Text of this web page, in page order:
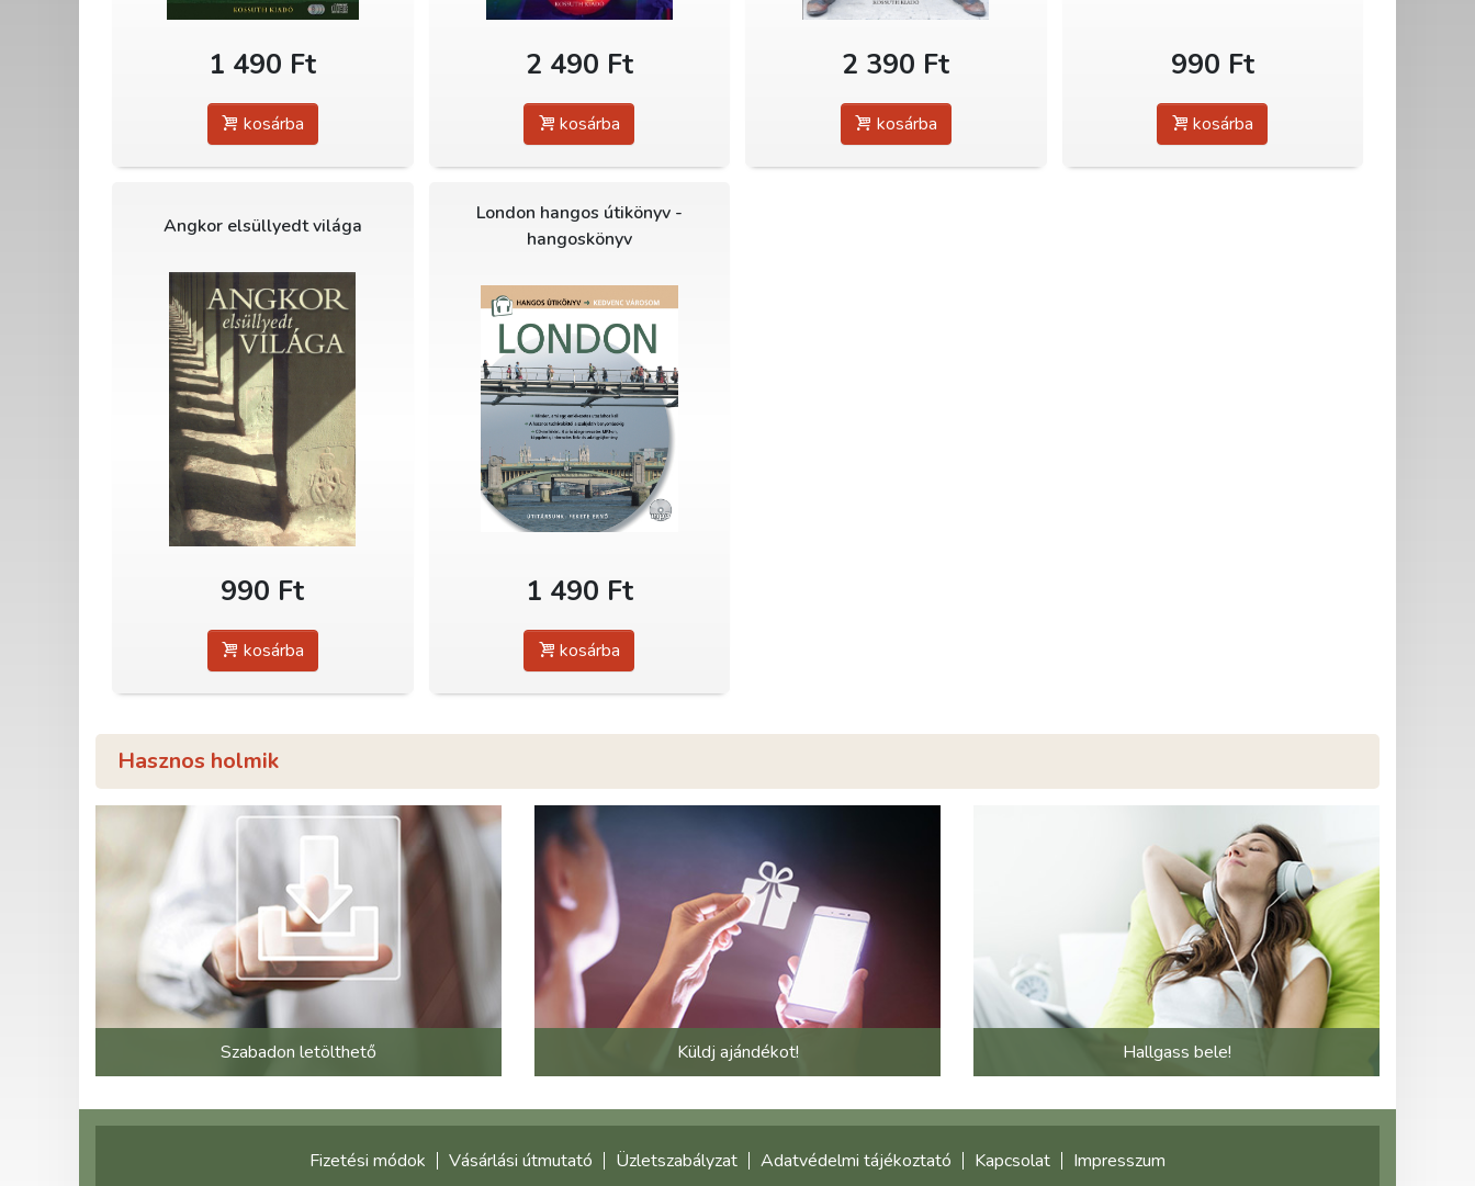
1 490 Ft
kosárba
2 490 Ft
kosárba
2 390 Ft
kosárba
990 Ft
kosárba
Angkor elsüllyedt világa
990 Ft
kosárba
London hangos útikönyv -
hangoskönyv
1 490 Ft
kosárba
Hasznos holmik
Szabadon letölthető Küldj ajándékot! Hallgass bele!
Fizetési módok Vásárlási útmutató Üzletszabályzat Adatvédelmi tájékoztató Kapcsolat Impresszum